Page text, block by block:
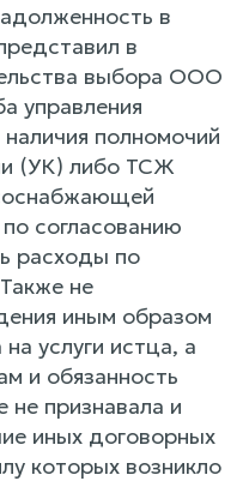
в
в
выбора ООО
управления
полномочий
(УК) либо ТСЖ
согласованию
расходы по
не
иным образом
услуги истца, а
и обязанность
не признавала и
иных договорных
которых возникло